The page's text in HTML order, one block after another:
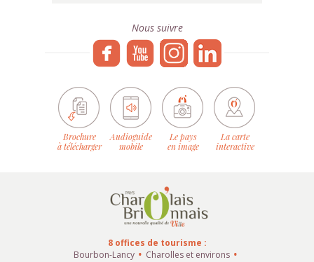
Nous suivre
Brochure
à télécharger
Audioguide
mobile
Le pays
en image
La carte
interactive
8 offices de tourisme :
Bourbon-Lancy
Charolles et environs